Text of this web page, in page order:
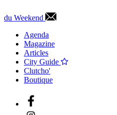
du Weekend
Agenda
Magazine
Articles
City Guide
Clutcho'
Boutique